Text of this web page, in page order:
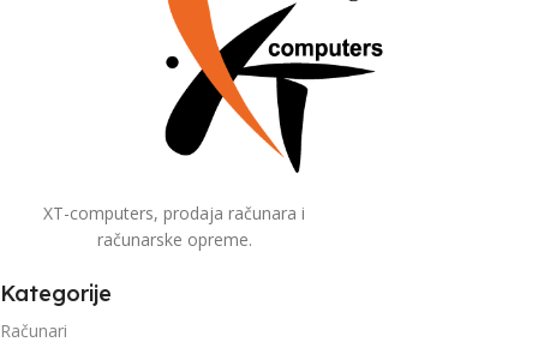
XT-computers, prodaja računara i
računarske opreme.
Kategorije
Računari